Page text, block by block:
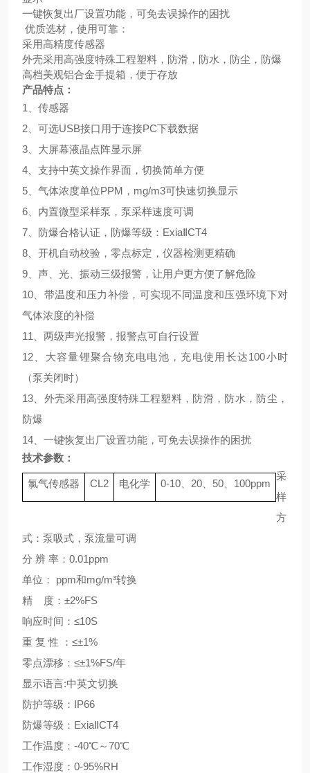
一键恢复出厂设置功能，可免去误操作的困扰
优质选材，使用可靠：
采用高精度传感器
外壳采用高强度特殊工程塑料，防滑，防水，防尘，防爆
高档美观铝合金手提箱，便于存放
产品特点：
1、传感器
2、可选USB接口用于连接PC下载数据
3、大屏幕液晶点阵显示屏
4、支持中英文操作界面，切换简单方便
5、 气体浓度单位PPM，mg/m3可快速切换显示
6、内置微型采样泵，泵采样速度可调
7、 防爆合格认证，防爆等级：ExiaⅡCT4
8、开机自动校验，零点标定，仪器检测更精确
9、 声、光、振动三级报警，让用户更方便了解危险
10、带温度和压力补偿，可实现不同温度和压强环境下对
气体浓度的补偿
11、两级声光报警，报警点可自行设置
12、大容量锂聚合物充电电池，充电使用长达100小时
（泵关闭时）
13、外壳采用高强度特殊工程塑料，防滑，防水，防尘，
防爆
14、 一键恢复出厂设置功能，可免去误操作的困扰
技术参数：
氯气传感器 CL2 电化学 0-10、20、50、100ppm
采
样
方
式：泵吸式，泵流量可调
分 辨 率：0.01ppm
单位： ppm和mg/m³转换
精
度 ：±2%FS
响应时间 ：≤10S
重 复 性 ：≤±1%
零点漂移：≤±1%FS/年
显示语言:中英文切换
防护等级：IP66
防爆等级：ExiaⅡCT4
工作温度：-40℃～70℃
工作湿度：0-95%RH